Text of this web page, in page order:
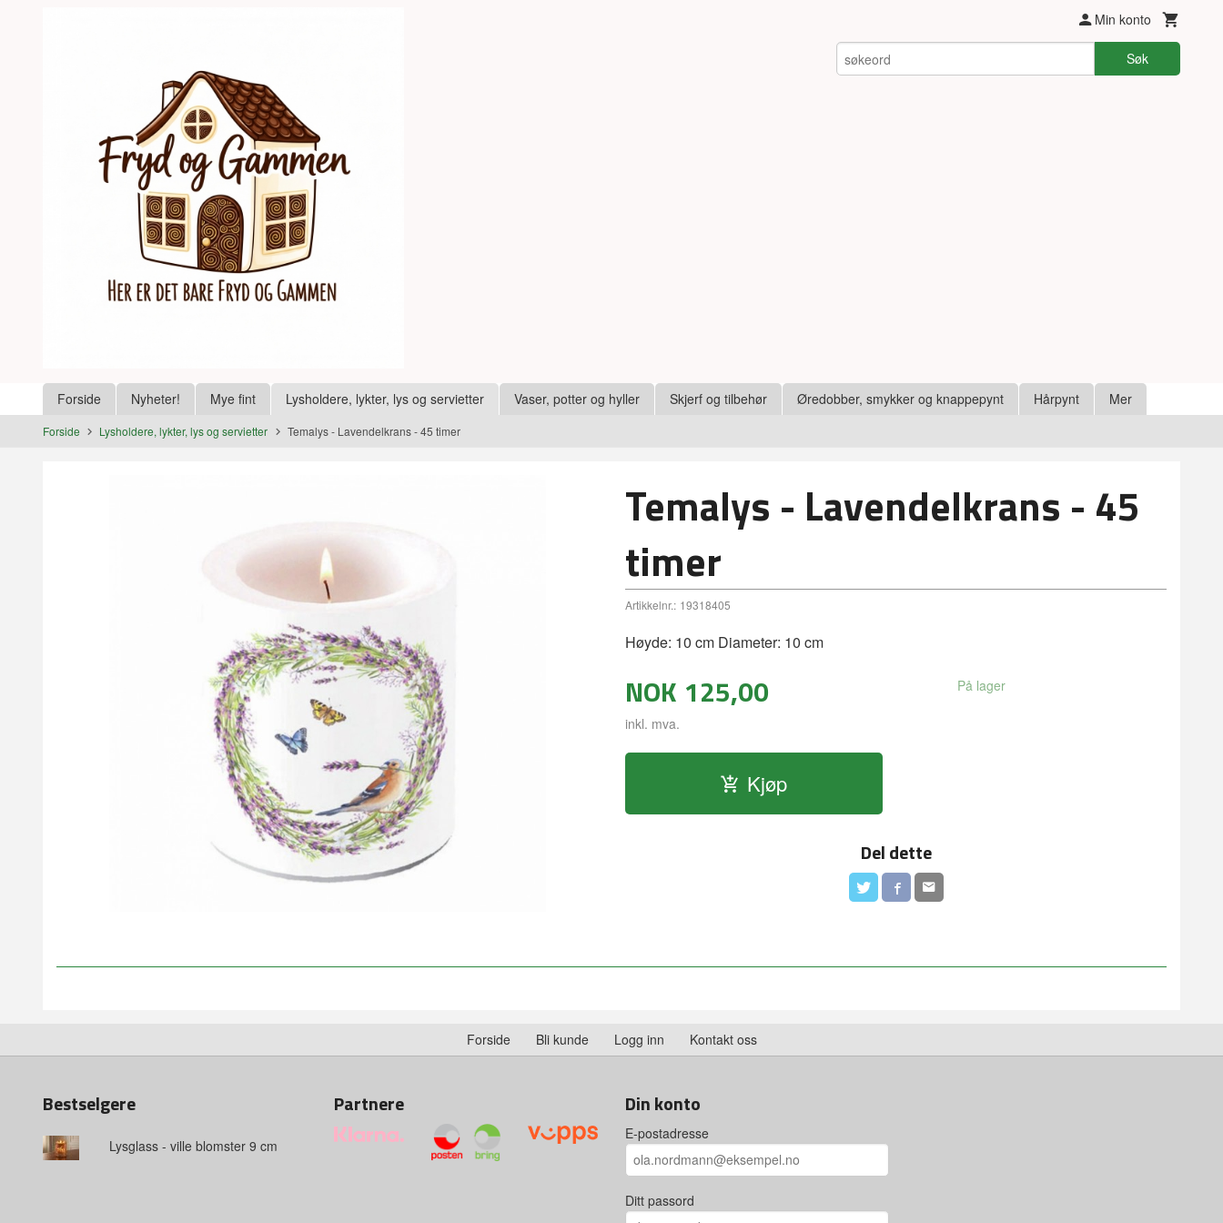
Min konto
Søk
Produkter
Forside Nyheter! Mye fint Lysholdere, lykter, lys og servietter Vaser, potter og hyller Skjerf og tilbehør Øredobber, smykker og knappepynt Hårpynt Mer
Forside Lysholdere, lykter, lys og servietter Temalys - Lavendelkrans - 45 timer
Temalys - Lavendelkrans - 45
timer
Artikkelnr.: 19318405
Høyde: 10 cm Diameter: 10 cm
NOK 125,00
inkl. mva.
På lager
Kjøp
Del dette
Forside Bli kunde Logg inn Kontakt oss
Bestselgere
Lysglass - ville blomster 9 cm
Partnere Din konto
E-postadresse
Ditt passord